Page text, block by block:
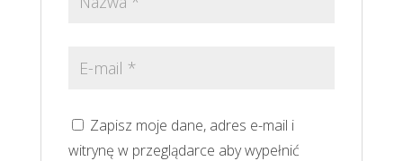
Zapisz moje dane, adres e-mail i
witrynę w przeglądarce aby wypełnić